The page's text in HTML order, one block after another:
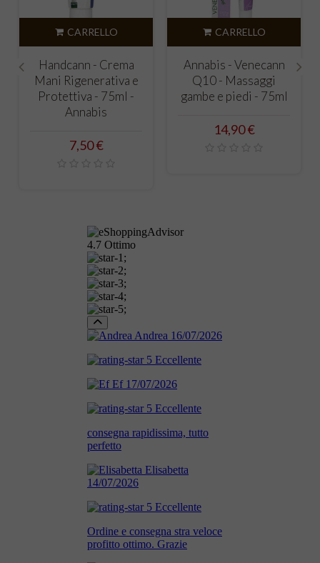
CARRELLO
Handcann - Crema
Mani Rigenerativa e
Protettiva - 75ml -
Annabis
Prezzo
7,50 €
CARRELLO
Annabis - Venecann
Q10 - Massaggi
gambe e piedi - 75ml
Prezzo
14,90 €